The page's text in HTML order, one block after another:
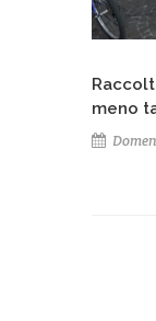
meno